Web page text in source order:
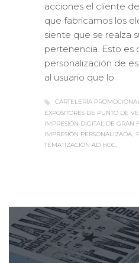
acciones el cliente
que fabricamos los
siente que se realza
pertenencia. Esto es
personalización de
al usuario que lo
CARTELERÍA
EXPOSITORES DE PUNTO DE
IMPRESIÓN DIGITAL DE GRAN
IMPRESIÓN PERSONALIZADA
TEMATIZACIÓN AD HOC